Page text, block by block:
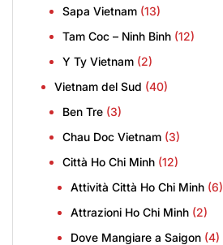
Sapa Vietnam (13)
Tam Coc – Ninh Binh (12)
Y Ty Vietnam (2)
Vietnam del Sud (40)
Ben Tre (3)
Chau Doc Vietnam (3)
Città Ho Chi Minh (12)
Attività Città Ho Chi Minh (6)
Attrazioni Ho Chi Minh (2)
Dove Mangiare a Saigon (4)